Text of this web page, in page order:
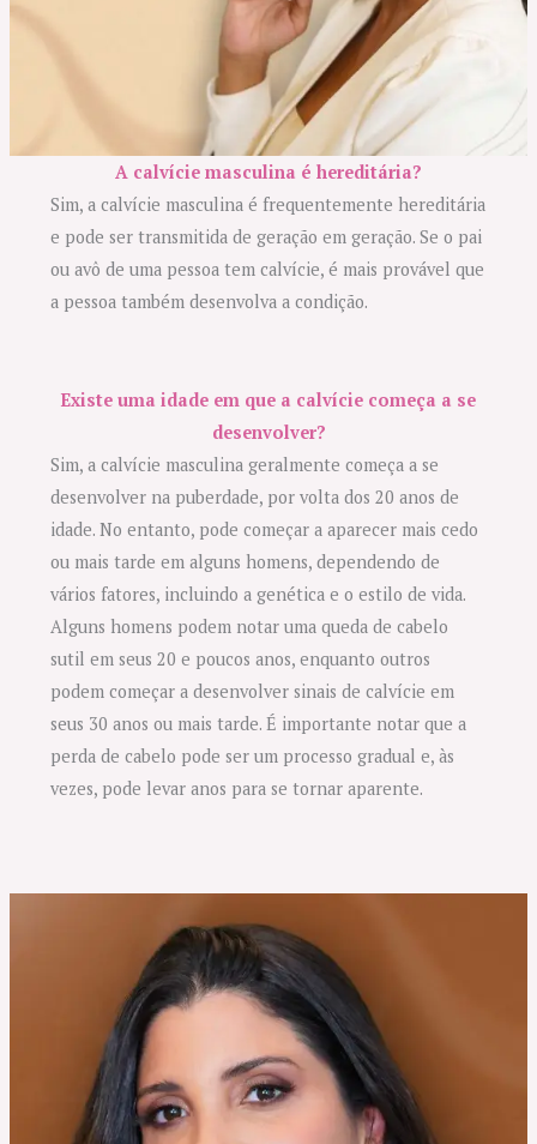
A calvície masculina é hereditária?
Sim, a calvície masculina é frequentemente hereditária
e pode ser transmitida de geração em geração. Se o pai
ou avô de uma pessoa tem calvície, é mais provável que
a pessoa também desenvolva a condição.
Existe uma idade em que a calvície começa a se
desenvolver?
Sim, a calvície masculina geralmente começa a se
desenvolver na puberdade, por volta dos 20 anos de
idade. No entanto, pode começar a aparecer mais cedo
ou mais tarde em alguns homens, dependendo de
vários fatores, incluindo a genética e o estilo de vida.
Alguns homens podem notar uma queda de cabelo
sutil em seus 20 e poucos anos, enquanto outros
podem começar a desenvolver sinais de calvície em
seus 30 anos ou mais tarde. É importante notar que a
perda de cabelo pode ser um processo gradual e, às
vezes, pode levar anos para se tornar aparente.